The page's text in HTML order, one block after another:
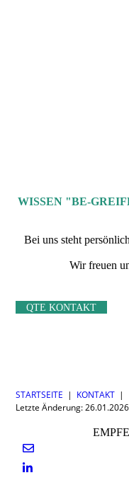
WISSEN "BE-
Bei uns steht
Wir freuen
QTE KONTAKT
STARTSEITE | KONTAKT |
Letzte Änderung: